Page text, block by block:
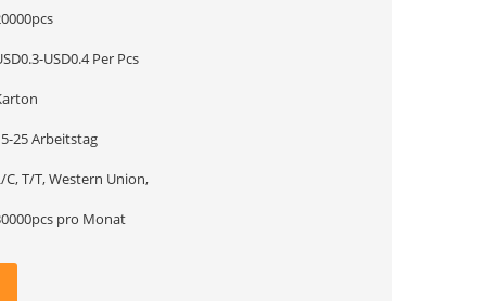
USD0.4 Per Pcs
25 Arbeitstag
C, T/T, Western Union,
pro Monat